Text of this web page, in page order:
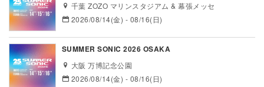
千葉 ZOZO マリンスタジアム & 幕張メッセ
2026/08/14(金) - 08/16(日)
SUMMER SONIC 2026 OSAKA
大阪 万博記念公園
2026/08/14(金) - 08/16(日)